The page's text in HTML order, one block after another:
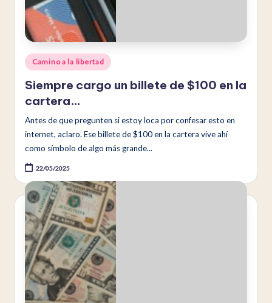
a
aPublicado
en
Camino a la libertad
Siempre cargo un billete de $100 en la
cartera…
Antes de que pregunten si estoy loca por confesar esto en
internet, aclaro. Ese billete de $100 en la cartera vive ahí
como símbolo de algo más grande...
22/05/2025